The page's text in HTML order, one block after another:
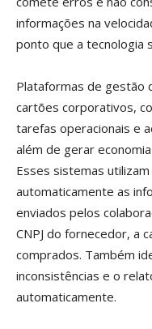
informações na
ponto que a tecnologia
Plataformas de gestão
cartões corporativos,
tarefas operacionais e
além de gerar
Esses sistemas
automaticamente as
enviados pelos
CNPJ do fornecedor, a
comprados. Também
inconsistências e o
automaticamente.